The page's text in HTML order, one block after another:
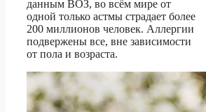
данным ВОЗ, во всём мире от
одной только астмы страдает более
200 миллионов человек. Аллергии
подвержены все, вне зависимости
от пола и возраста.